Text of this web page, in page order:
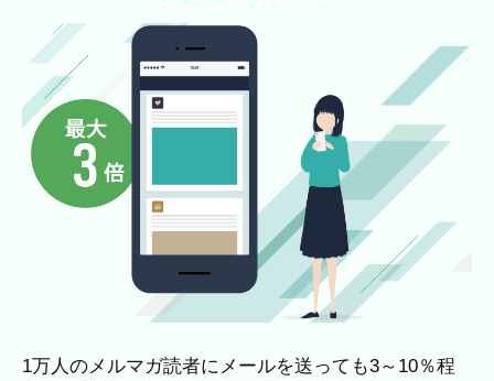
1万人のメルマガ読者にメールを送っても3～10％程